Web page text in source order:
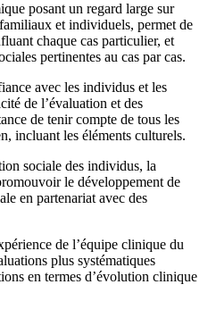
posant un regard large sur
et individuels, permet de
chaque cas particulier, et
pertinentes au cas par cas.
avec les individus et les
de l’évaluation et des
de tenir compte de tous les
incluant les éléments culturels.
sociale des individus, la
le développement de
en partenariat avec des
de l’équipe clinique du
plus systématiques
en termes d’évolution clinique